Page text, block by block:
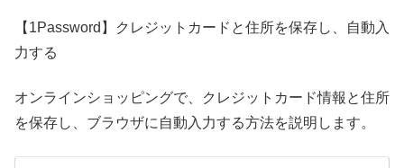
【1Password】クレジットカードと住所を保存し、自動入
力する
オンラインショッピングで、クレジットカード情報と住所
を保存し、ブラウザに自動入力する方法を説明します。